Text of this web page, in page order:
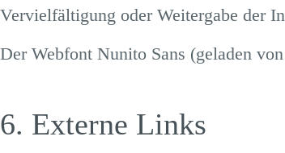
Vervielfältigung oder Weitergabe der
Der Webfont Nunito Sans (geladen
6. Externe Links